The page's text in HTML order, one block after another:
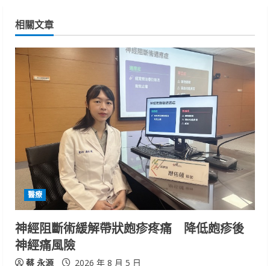
i
n
u
e
a
i
n
相關文章
醫療
神經阻斷術緩解帶狀皰疹疼痛 降低皰疹後
神經痛風險
蔡 永源 2026 年 8 月 5 日